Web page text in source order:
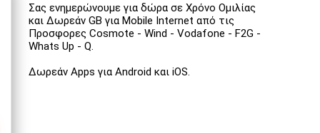
Σας ενημερώνουμε για δώρα σε Χρόνο Ομιλίας
και Δωρεάν GB για Mobile Internet από τις
Προσφορες Cosmote - Wind - Vodafone - F2G -
Whats Up - Q.
Δωρεάν Apps για Android και iOS.